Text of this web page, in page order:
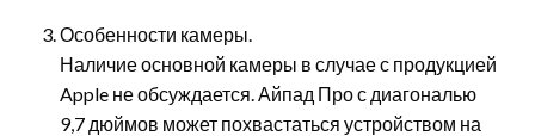
Особенности камеры.
Наличие основной камеры в случае с продукцией
Apple не обсуждается. Айпад Про с диагональю
9,7 дюймов может похвастаться устройством на